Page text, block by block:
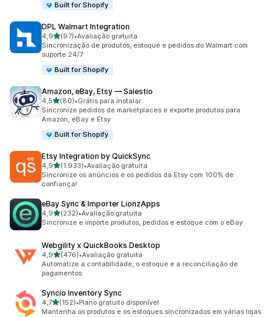
Built for Shopify
DPL Walmart Integration
4,9de 5 estrelas
(97)
97 avaliações ao todo
•Avaliação gratuita
Sincronização de produtos, estoque e pedidos do Walmart com
suporte 24/7
Built for Shopify
Amazon, eBay, Etsy — Salestio
4,5de 5 estrelas
(80)
80 avaliações ao todo
•Grátis para instalar
Sincronize pedidos de marketplaces e exporte produtos para
Amazon, eBay e Etsy
Built for Shopify
Etsy Integration by QuickSync
4,9de 5 estrelas
(1.933)
1933 avaliações ao todo
•Avaliação gratuita
Sincronize os anúncios e os pedidos da Etsy com 100% de
confiança!
eBay Sync & Importer LionzApps
4,9de 5 estrelas
(232)
232 avaliações ao todo
•Avaliação gratuita
Sincronize e importe produtos, pedidos e estoque com o eBay
Webgility x QuickBooks Desktop
4,9de 5 estrelas
(476)
476 avaliações ao todo
•Avaliação gratuita
Automatize a contabilidade, o estoque e a reconciliação de
pagamentos
Syncio Inventory Sync
4,7de 5 estrelas
(152)
152 avaliações ao todo
•Plano gratuito disponível
Mantenha os produtos e os estoques sincronizados em várias lojas